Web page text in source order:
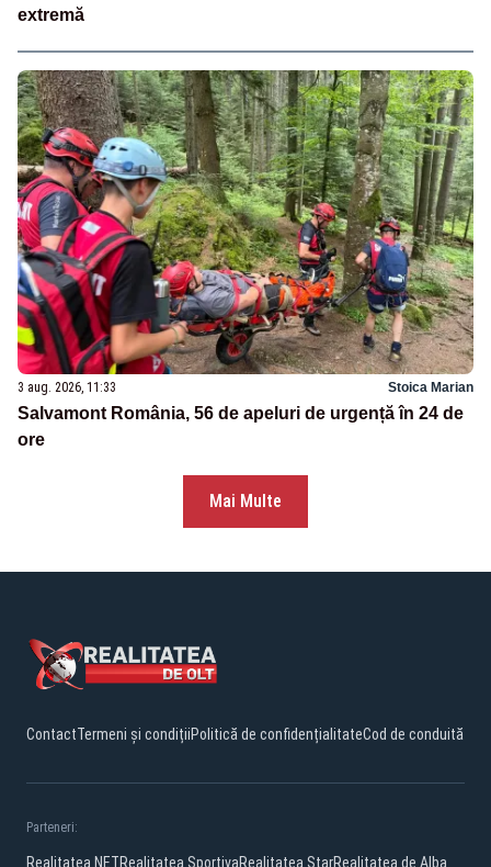
extremă
3 aug. 2026, 11:33 Stoica Marian
Salvamont România, 56 de apeluri de urgență în 24 de
ore
Mai Multe
ContactTermeni și condițiiPolitică de confidențialitateCod de conduită
Parteneri:
Realitatea.NETRealitatea SportivaRealitatea StarRealitatea de Alba